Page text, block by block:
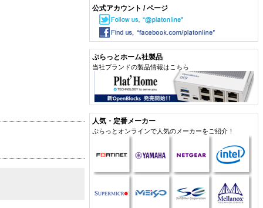
公式アカウント / ページ
ぷらっとホーム社製品
当社ブランドの製品情報はこちら
人気・定番メーカー
ぷらっとオンラインで人気のメーカーをご紹介！